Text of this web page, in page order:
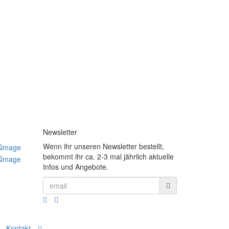
Newsletter
Wenn ihr unseren Newsletter bestellt,
bekommt ihr ca. 2-3 mal jährlich aktuelle
Infos und Angebote.